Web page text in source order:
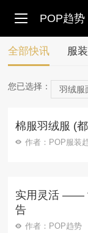
POP趋势
全部快讯 服装
您已选择： 羽绒服
棉服羽绒服 (
作者：POP服装
实用灵活 ——
告
作者：POP趋势